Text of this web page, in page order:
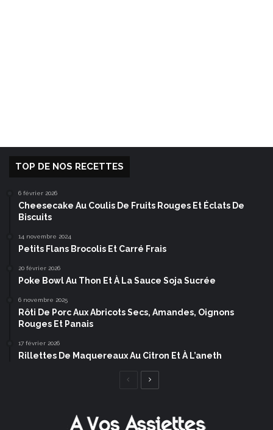
TOP DE NOS RECETTES
6 février 2026
Cheesecake Au Coulis De Fruits Rouges Et Éclats De
Biscuits
14 novembre 2024
Petits Flans Brocolis Et Carré Frais
20 février 2026
Poke Bowl Au Thon Et À La Sauce Soja Sucrée
6 novembre 2025
Rôti De Porc Aux Abricots Secs, Amandes, Oignons
Rouges Et Panais
17 février 2026
Rillettes De Maquereaux Au Citron Et À L’aneth
Page